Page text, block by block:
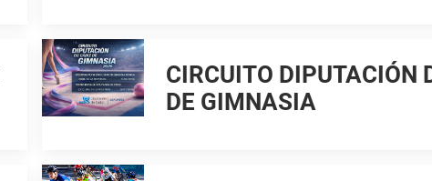
CIRCUITO DIPUTACIÓN
DE GIMNASIA